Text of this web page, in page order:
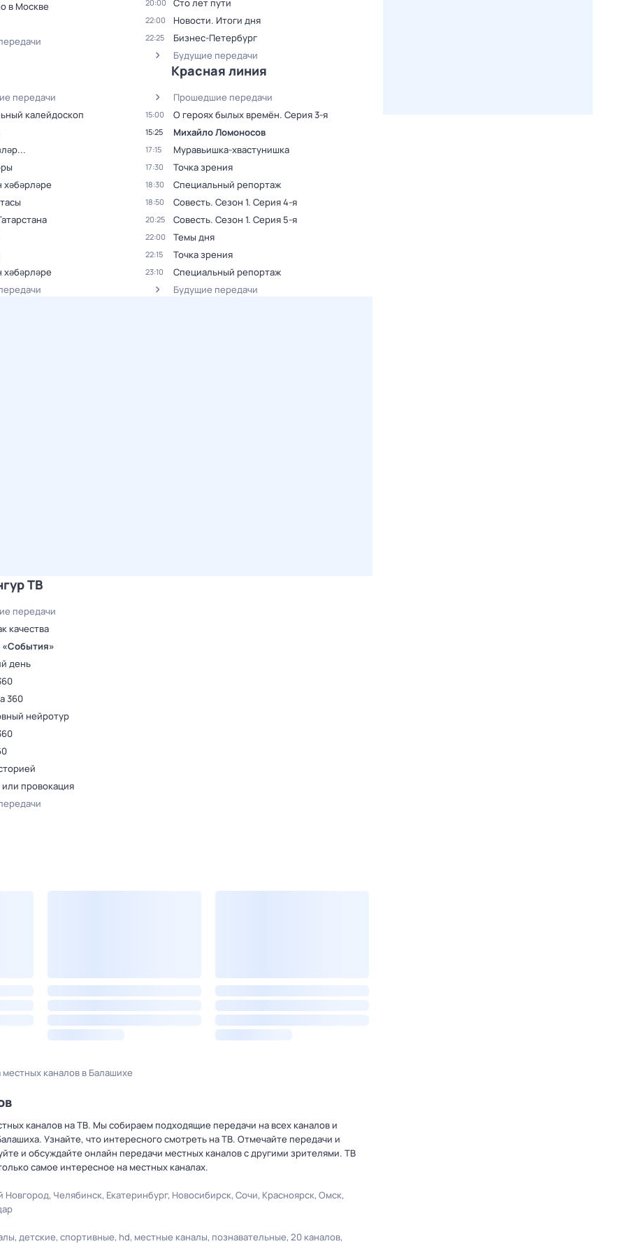
в Москве 20:00 Сто лет пути
22:00 Новости. Итоги дня
22:25
Бизнес-Петербург
Будущие передачи
передачи
калейдоскоп
хәбәрләре
хәбәрләре
Красная линия
Прошедшие передачи
15:00 О героях былых времён. Серия 3-я
15:25 Михайло Ломоносов
17:15 Муравьишка-хвастунишка
17:30 Точка зрения
18:30 Специальный репортаж
18:50 Совесть. Сезон 1. Серия 4-я
20:25 Совесть. Сезон 1. Серия 5-я
22:00 Темы дня
22:15 Точка зрения
23:10
Специальный репортаж
Будущие передачи
ТВ
передачи
качества
«События»
день
360
нейротур
провокация
каналов в Балашихе
каналов на ТВ. Мы собираем подходящие передачи на всех каналов и
Узнайте, что интересного смотреть на ТВ. Отмечайте передачи и
и обсуждайте онлайн передачи местных каналов с другими зрителями. ТВ
самое интересное на местных каналах.
Новгород Челябинск Екатеринбург Новосибирск Сочи Красноярск Омск
детские спортивные hd местные каналы познавательные 20 каналов